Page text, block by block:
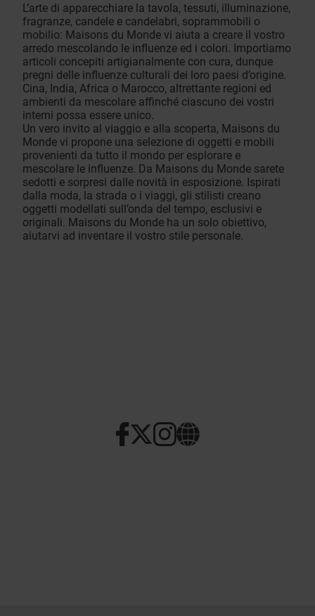
L’arte di apparecchiare la tavola, tessuti, illuminazione,
fragranze, candele e candelabri, soprammobili o
mobilio: Maisons du Monde vi aiuta a creare il vostro
arredo mescolando le influenze ed i colori. Importiamo
articoli concepiti artigianalmente con cura, dunque
pregni delle influenze culturali dei loro paesi d’origine.
Cina, India, Africa o Marocco, altrettante regioni ed
ambienti da mescolare affinché ciascuno dei vostri
interni possa essere unico.
Un vero invito al viaggio e alla scoperta, Maisons du
Monde vi propone una selezione di oggetti e mobili
provenienti da tutto il mondo per esplorare e
mescolare le influenze. Da Maisons du Monde sarete
sedotti e sorpresi dalle novità in esposizione. Ispirati
dalla moda, la strada o i viaggi, gli stilisti creano
oggetti modellati sull’onda del tempo, esclusivi e
originali. Maisons du Monde ha un solo obiettivo,
aiutarvi ad inventare il vostro stile personale.